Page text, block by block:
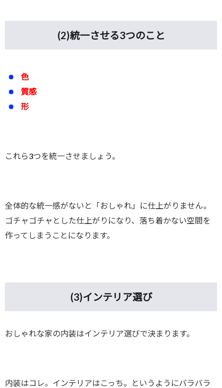
(2)統一させる3つのこと
色
質感
形
これら3つを統一させましょう。
全体的な統一感がないと「おしゃれ」に仕上がりません。
ゴチャゴチャとした仕上がりになり、落ち着かない空間を
作ってしまうことになります。
(3)インテリア選び
おしゃれな家の内装はインテリア選びで決まります。
内装はコレ。インテリアはこっち。というようにバラバラ